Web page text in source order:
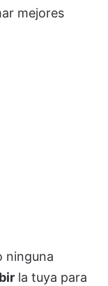
mejores
ninguna
la tuya para